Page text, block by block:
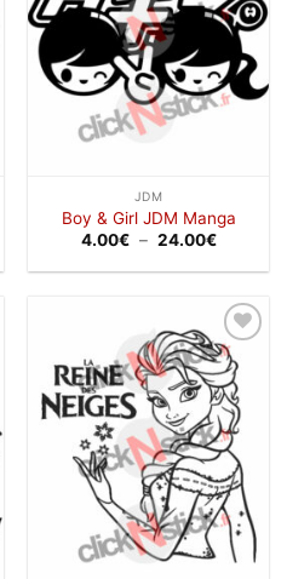
JDM
Boy & Girl JDM Manga
4.00€ – 24.00€Plage
prix :
24.00€
Ajouter
à la
wishlist